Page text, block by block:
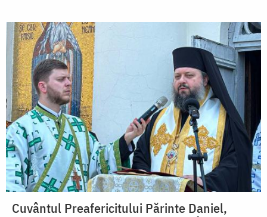
Cuvântul Preafericitului Părinte Daniel,